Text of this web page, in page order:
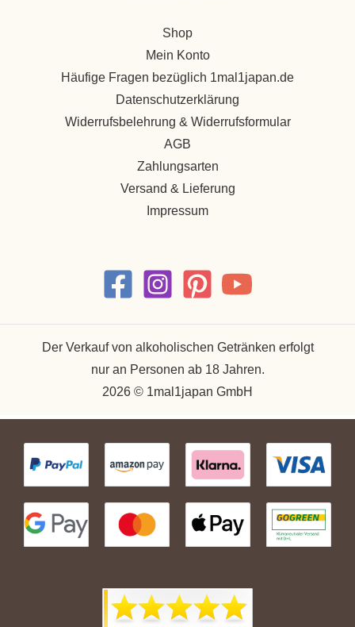
Shop
Mein Konto
Häufige Fragen bezüglich 1mal1japan.de
Datenschutzerklärung
Widerrufsbelehrung & Widerrufsformular
AGB
Zahlungsarten
Versand & Lieferung
Impressum
Der Verkauf von alkoholischen Getränken erfolgt
nur an Personen ab 18 Jahren.
2026 © 1mal1japan GmbH